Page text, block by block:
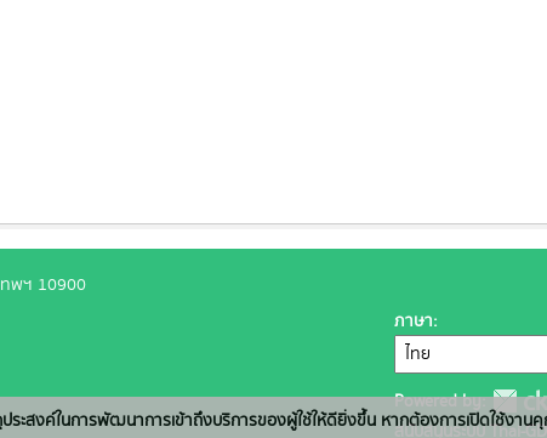
ทพฯ 10900
ภาษา
Powered by:
สนับสนุนระบบ Thai-
ประสงค์ในการพัฒนาการเข้าถึงบริการของผู้ใช้ให้ดียิ่งขึ้น หากต้องการเปิดใช้งา